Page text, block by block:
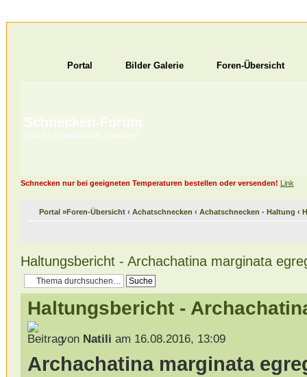
Portal Bilder Galerie Foren-Übersicht
Schnecken-Forum
Habt ihr Schnecken als Haustiere?
Schnecken nur bei geeigneten Temperaturen bestellen oder versenden! Link
Portal»Foren-Übersicht ‹ Achatschnecken ‹ Achatschnecken - Haltung ‹
Haltungsbericht - Archachatina marginata
Haltungsbericht -
von Natili am 16.08.2016, 13:09
Archachatina marginata